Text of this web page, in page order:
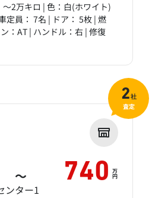
2万キロ | 色：白(ホワイト)
定員： 7名 | ドア： 5枚 | 燃
：AT | ハンドル：右 | 修復
～ 740 万
円
ンター1
2社
査定